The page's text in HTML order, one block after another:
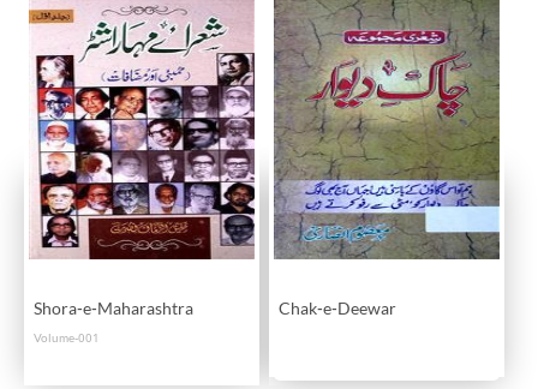
Shora-e-Maharashtra
Volume-001
Chak-e-Deewar